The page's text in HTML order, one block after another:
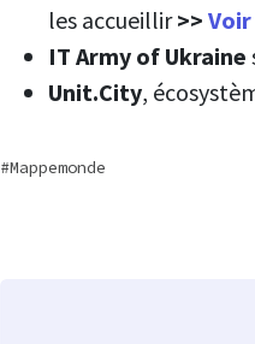
les accueillir>> Voir
IT Army of Ukraine
Unit.City,
Mappemonde